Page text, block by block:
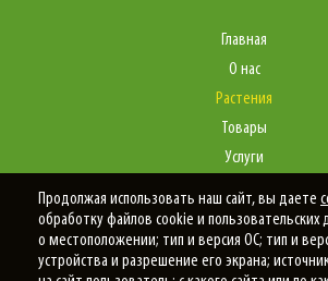
Главная
О нас
Растения
Товары
Услуги
Статьи
Контакты
Продолжая использовать наш сайт, вы даете
обработку файлов cookie и пользовательских
о местоположении; тип и версия ОС; тип и
устройства и разрешение его экрана;